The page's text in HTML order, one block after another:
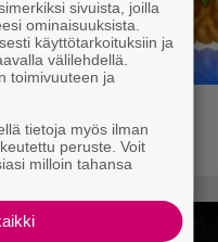
Croc 2 palaa
ja PC:lle
sivuista, joilla
ominaisuuksista.
käyttötarkoituksiin ja
välilehdellä.
toimivuuteen ja
tietoja myös ilman
peruste. Voit
milloin tahansa